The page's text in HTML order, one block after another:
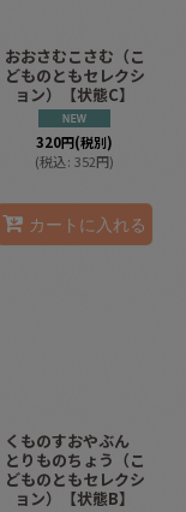
おおさむこさむ（こ
どものともセレクシ
ョン）【状態C】
320円(税別)
(税込: 352円)
カートに入れる
くものすおやぶん
とりものちょう（こ
どものともセレクシ
ョン）【状態B】